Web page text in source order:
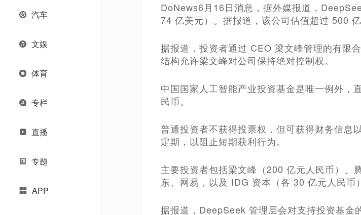
汽车
文娱
体育
专栏
直播
专题
APP
DoNews6月16日消息，据外媒报道，
74 亿美元）。据报道，该公司估值超过 500 亿
据报道，投资者通过 CEO 梁文峰管理的有限
结构允许梁文峰对公司保持绝对控制权。
中国国家人工智能产业投资基金是唯一例外
民币。
普通投资者不获得投票权，但可获得财务信息
定期，以阻止短期获利行为。
主要投资者包括梁文峰（200 亿元人民币）
东、网易，以及 IDG 资本（各 30 亿元人民币
据报道，DeepSeek 管理层会对支持投资基金